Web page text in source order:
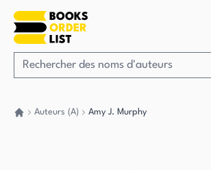
Auteurs (A) Amy J. Murphy